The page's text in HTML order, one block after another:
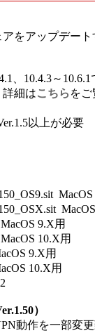
をアップデー
、10.4.3～
細はこちら を
以上が必要
9.X用
10.X用
9.X用
10.X用
）
動作を一部変